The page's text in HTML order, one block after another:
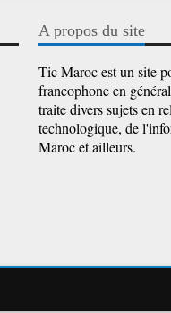
Promotions Maroc Telecom
A propos du site
Tic Maroc est un site
francophone en
traite divers sujets en
technologique, de
Maroc et ailleurs.